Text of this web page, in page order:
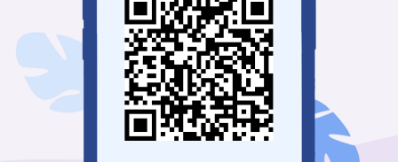
该问卷未发布
登录查看历史记录 我也要免费创建